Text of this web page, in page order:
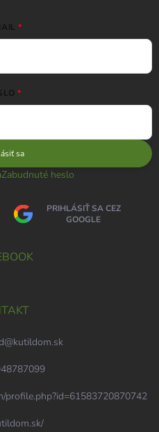
sa
Zabudnuté heslo
PRIHLÁSIŤ SA CEZ
GOOGLE
@kutildom.sk
profile.php?id=61583720870742